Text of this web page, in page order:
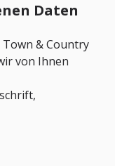
Daten
Town & Country
von Ihnen